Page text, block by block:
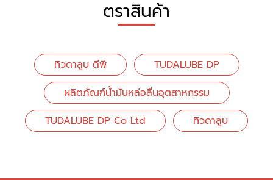
ตราสินค้า
ทิวดาลูบ ดีพี
TUDALUBE DP
ผลิตภัณฑ์น้ำมันหล่อลื่นอุตสาหกรรม
TUDALUBE DP Co Ltd
ทิวดาลูบ